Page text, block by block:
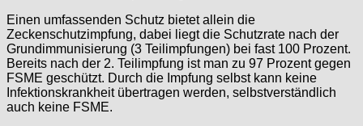
Einen umfassenden Schutz bietet allein die
Zeckenschutzimpfung, dabei liegt die Schutzrate nach der
Grundimmunisierung (3 Teilimpfungen) bei fast 100 Prozent.
Bereits nach der 2. Teilimpfung ist man zu 97 Prozent gegen
FSME geschützt. Durch die Impfung selbst kann keine
Infektionskrankheit übertragen werden, selbstverständlich
auch keine FSME.